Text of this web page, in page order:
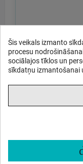
Šis veikals izmanto
procesu
sociālajos tīklos un
sīkdatņu izmantošanai